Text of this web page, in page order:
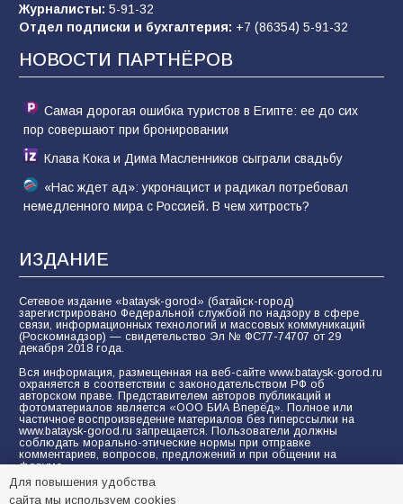
«Слухами Москву не возьмёшь»: почему
заявления Киева о мобилизации — это
отчаяние, а не разведка
81 02.08.2026
Журналисты: 5-91-32
Отдел подписки и бухгалтерия: +7 (86354) 5-91-32
НОВОСТИ ПАРТНЁРОВ
Самая дорогая ошибка туристов в Египте: ее до сих
пор совершают при бронировании
Клава Кока и Дима Масленников сыграли свадьбу
«Нас ждет ад»: укронацист и радикал потребовал
немедленного мира с Россией. В чем хитрость?
ИЗДАНИЕ
Сетевое издание «bataysk-gorod» (батайск-город)
зарегистрировано Федеральной службой по надзору в сфере
связи, информационных технологий и массовых коммуникаций
(Роскомнадзор) — свидетельство Эл № ФС77-74707 от 29
декабря 2018 года.
Вся информация, размещенная на веб-сайте www.bataysk-gorod.ru
охраняется в соответствии с законодательством РФ об
авторском праве. Представителем авторов публикаций и
фотоматериалов является «ООО БИА Вперёд». Полное или
частичное воспроизведение материалов без гиперссылки на
www.bataysk-gorod.ru запрещается. Пользователи должны
соблюдать морально-этические нормы при отправке
комментариев, вопросов, предложений и при общении на
форуме.
Политика конфиденциальности и защиты информации
Для повышения удобства
сайта мы используем cookies